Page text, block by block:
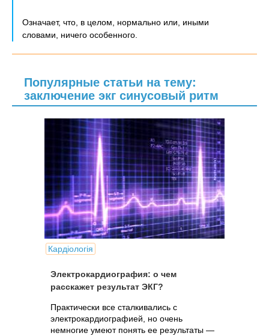
Означает, что, в целом, нормально или, иными
словами, ничего особенного.
Популярные статьи на тему:
заключение экг синусовый ритм
Кардіологія
Электрокардиография: о чем
расскажет результат ЭКГ?
Практически все сталкивались с
электрокардиографией, но очень
немногие умеют понять ее результаты —